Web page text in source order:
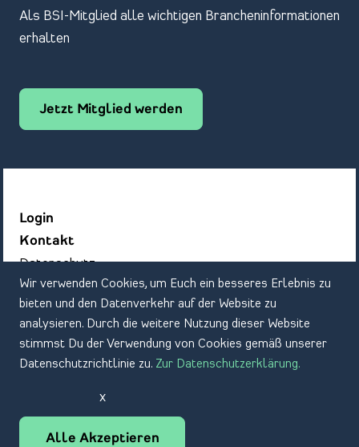
Als BSI-Mitglied alle wichtigen Brancheninformationen
erhalten
Jetzt Mitglied werden
Login
Kontakt
Datenschutz
Impressum
© 2022 Bundesverband der Deutschen Sportartikel-
Wir verwenden Cookies, um Euch ein besseres Erlebnis zu
bieten und den Datenverkehr auf der Website zu
analysieren. Durch die weitere Nutzung dieser Website
stimmst Du der Verwendung von Cookies gemäß unserer
Datenschutzrichtlinie zu. Zur Datenschutzerklärung.
Alle Akzeptieren
x